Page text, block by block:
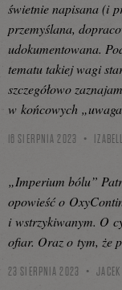
świetnie napisana (i
przemyślana,
udokumentowana.
tematu takiej wagi
szczegółowo
w końcowych
16 SIERPNIA 2023
„Imperium bólu”
opowieść o
i wstrzykiwanym. O
ofiar. Oraz o tym, że
23 SIERPNIA 2023